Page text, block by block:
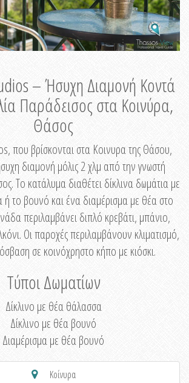
– Ήσυχη Διαμονή Κοντά
Παράδεισος στα Κοινύρα,
Θάσος
που βρίσκονται στα Κοινυρα της Θάσου,
διαμονή μόλις 2 χλμ από την γνωστή
Το κατάλυμα διαθέτει δίκλινα δωμάτια με
το βουνό και ένα διαμέρισμα με θέα στο
περιλαμβάνει διπλό κρεβάτι, μπάνιο,
Οι παροχές περιλαμβάνουν κλιματισμό,
σε κοινόχρηστο κήπο με κιόσκι.
Τύποι Δωματίων
Δίκλινο με θέα θάλασσα
Δίκλινο με θέα βουνό
Διαμέρισμα με θέα βουνό
Κοίνυρα